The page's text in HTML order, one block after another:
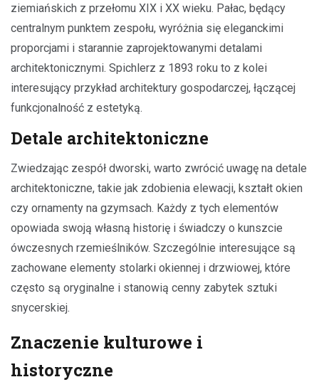
ziemiańskich z przełomu XIX i XX wieku. Pałac, będący
centralnym punktem zespołu, wyróżnia się eleganckimi
proporcjami i starannie zaprojektowanymi detalami
architektonicznymi. Spichlerz z 1893 roku to z kolei
interesujący przykład architektury gospodarczej, łączącej
funkcjonalność z estetyką.
Detale architektoniczne
Zwiedzając zespół dworski, warto zwrócić uwagę na detale
architektoniczne, takie jak zdobienia elewacji, kształt okien
czy ornamenty na gzymsach. Każdy z tych elementów
opowiada swoją własną historię i świadczy o kunszcie
ówczesnych rzemieślników. Szczególnie interesujące są
zachowane elementy stolarki okiennej i drzwiowej, które
często są oryginalne i stanowią cenny zabytek sztuki
snycerskiej.
Znaczenie kulturowe i
historyczne